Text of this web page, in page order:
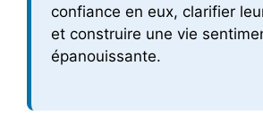
confiance en eux, clarifier
et construire une vie
épanouissante.